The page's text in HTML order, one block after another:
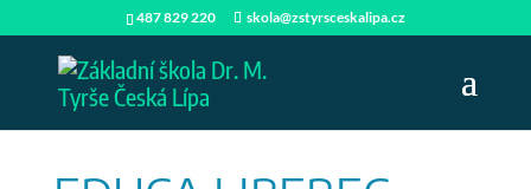
487 829 220 skola@zstyrsceskalipa.cz